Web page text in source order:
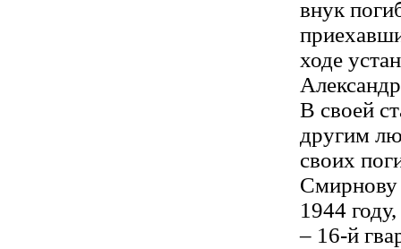
внук
ходе
В своей
другим
своих
Смирнову
1944
– 16-й